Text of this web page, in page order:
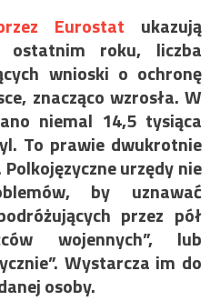
Eurostat ukazują
roku, liczba
wnioski o ochronę
znacząco wzrosła. W
niemal 14,5 tysiąca
To prawie dwukrotnie
urzędy nie
by uznawać
przez pół
wojennych”, lub
Wystarcza im do
osoby.